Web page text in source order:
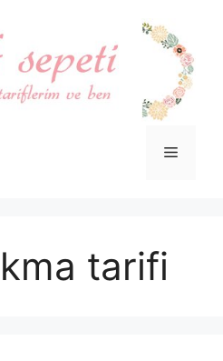
Menü
tarifi